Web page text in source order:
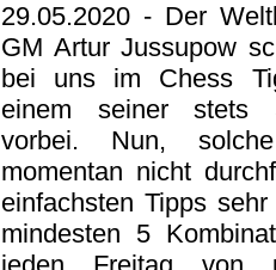
29.05.2020 - Der
GM Artur Jussupow
bei uns im Chess
einem seiner stets
vorbei. Nun,
momentan nicht
einfachsten Tipps
mindesten 5